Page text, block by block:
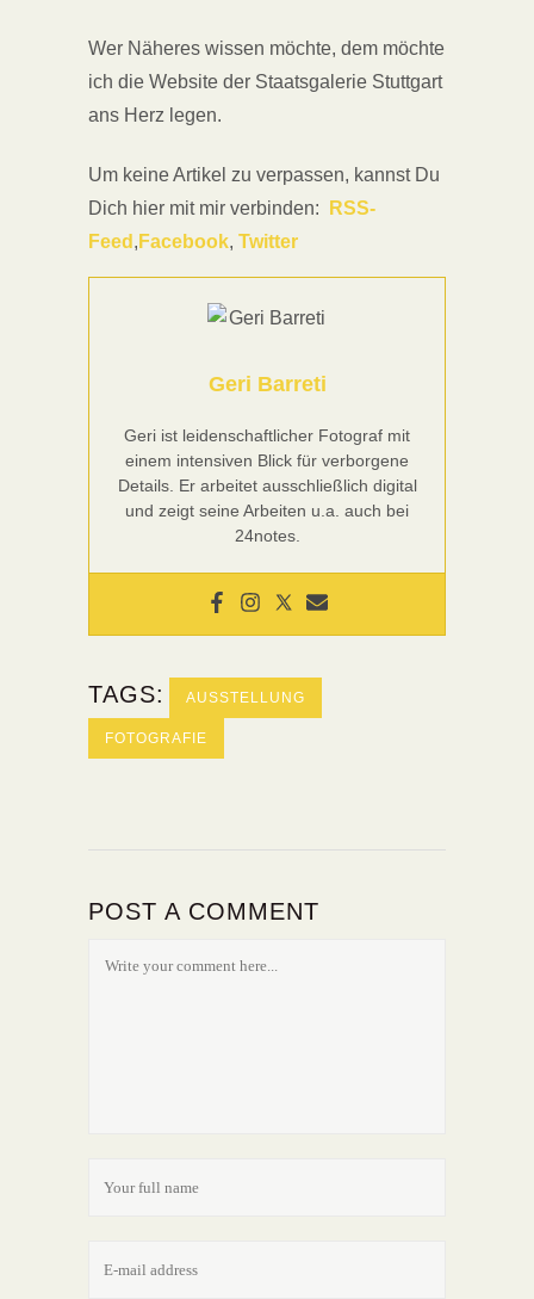
Wer Näheres wissen möchte, dem möchte
ich die Website der Staatsgalerie Stuttgart
ans Herz legen.
Um keine Artikel zu verpassen, kannst Du
Dich hier mit mir verbinden:
RSS-
Feed , Facebook, Twitter
Geri Barreti
Geri ist leidenschaftlicher Fotograf mit
einem intensiven Blick für verborgene
Details. Er arbeitet ausschließlich digital
und zeigt seine Arbeiten u.a. auch bei
24notes.
TAGS: AUSSTELLUNG
FOTOGRAFIE
POST A COMMENT